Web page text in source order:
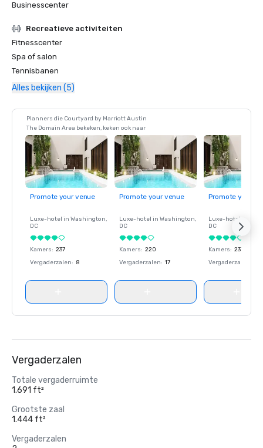
Businesscenter
Recreatieve activiteiten
Fitnesscenter
Spa of salon
Tennisbanen
Alles bekijken (5)
Planners die Courtyard by Marriott Austin
The Domain Area bekeken, keken ook naar
Promote your venue
Luxe-hotel in Washington,
DC
Kamers: 237
Vergaderzalen: 8
Promote your venue
Luxe-hotel in Washington,
DC
Kamers: 220
Vergaderzalen: 17
Promote your
Luxe-hotel in
DC
Kamers: 237
Vergaderzalen
Vergaderzalen
Totale vergaderruimte
1.691 ft²
Grootste zaal
1.444 ft²
Vergaderzalen